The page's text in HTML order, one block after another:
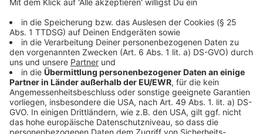
Anzeige
©https://youtu.be/hRN5mecdNKw
Ist Arnold wirklich das große Glück das Gloria zu finden
glaubte?
Anzeige